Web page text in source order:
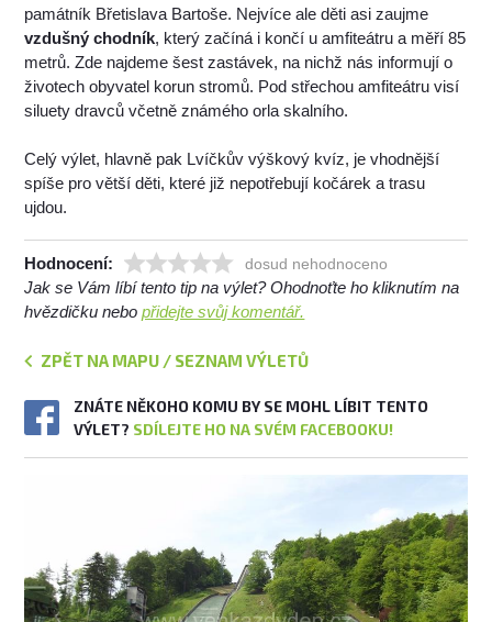
památník Břetislava Bartoše. Nejvíce ale děti asi zaujme
vzdušný chodník, který začíná i končí u amfiteátru a měří 85
metrů. Zde najdeme šest zastávek, na nichž nás informují o
životech obyvatel korun stromů. Pod střechou amfiteátru visí
siluety dravců včetně známého orla skalního.
Celý výlet, hlavně pak Lvíčkův výškový kvíz, je vhodnější
spíše pro větší děti, které již nepotřebují kočárek a trasu
ujdou.
Hodnocení: dosud nehodnoceno
Jak se Vám líbí tento tip na výlet? Ohodnoťte ho kliknutím na
hvězdičku nebopřidejte svůj komentář.
ZPĚT NA MAPU / SEZNAM VÝLETŮ
ZNÁTE NĚKOHO KOMU BY SE MOHL LÍBIT TENTO
VÝLET? SDÍLEJTE HO NA SVÉM FACEBOOKU!